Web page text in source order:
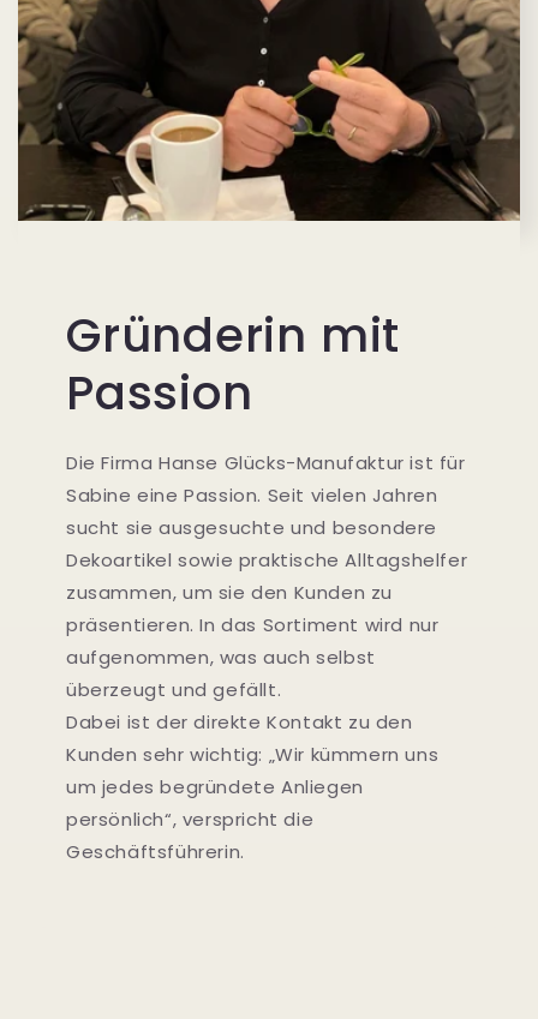
Gründerin mit
Passion
Die Firma Hanse Glücks-Manufaktur ist für
Sabine eine Passion. Seit vielen Jahren
sucht sie ausgesuchte und besondere
Dekoartikel sowie praktische Alltagshelfer
zusammen, um sie den Kunden zu
präsentieren. In das Sortiment wird nur
aufgenommen, was auch selbst
überzeugt und gefällt.
Dabei ist der direkte Kontakt zu den
Kunden sehr wichtig: „Wir kümmern uns
um jedes begründete Anliegen
persönlich“, verspricht die
Geschäftsführerin.